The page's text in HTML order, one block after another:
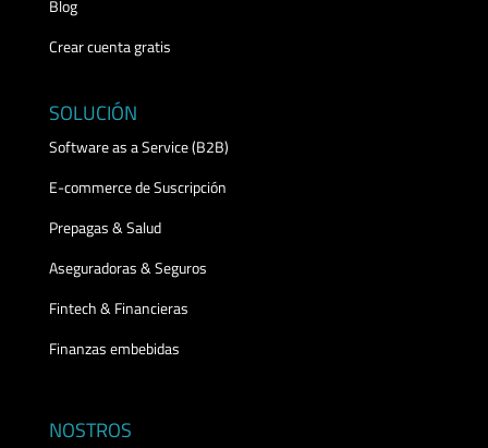
Blog
Crear cuenta gratis
SOLUCIÓN
Software as a Service (B2B)
E-commerce de Suscripción
Prepagas & Salud
Aseguradoras & Seguros
Fintech & Financieras
Finanzas embebidas
NOSTROS